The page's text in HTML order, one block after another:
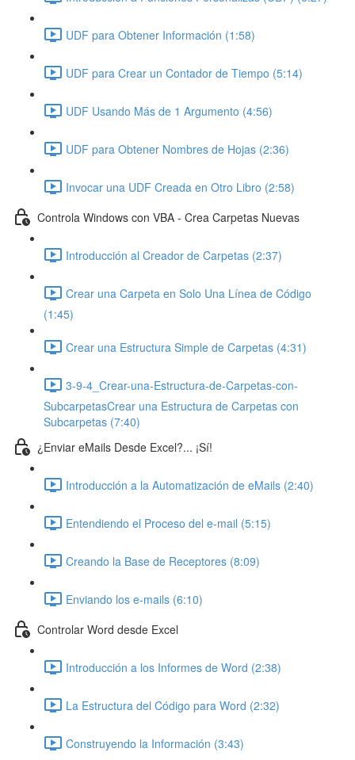
UDF para Obtener Información (1:58)
UDF para Crear un Contador de Tiempo (5:14)
UDF Usando Más de 1 Argumento (4:56)
UDF para Obtener Nombres de Hojas (2:36)
Invocar una UDF Creada en Otro Libro (2:58)
Controla Windows con VBA - Crea Carpetas Nuevas
Introducción al Creador de Carpetas (2:37)
Crear una Carpeta en Solo Una Línea de Código
(1:45)
Crear una Estructura Simple de Carpetas (4:31)
3-9-4_Crear-una-Estructura-de-Carpetas-con-
SubcarpetasCrear una Estructura de Carpetas con
Subcarpetas (7:40)
¿Enviar eMails Desde Excel?... ¡Sí!
Introducción a la Automatización de eMails (2:40)
Entendiendo el Proceso del e-mail (5:15)
Creando la Base de Receptores (8:09)
Enviando los e-mails (6:10)
Controlar Word desde Excel
Introducción a los Informes de Word (2:38)
La Estructura del Código para Word (2:32)
Construyendo la Información (3:43)